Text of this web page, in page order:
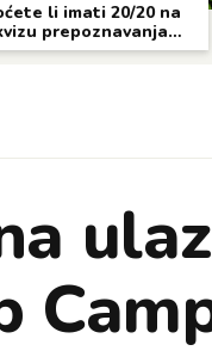
li imati 20/20 na
prepoznavanja
cvijeća?